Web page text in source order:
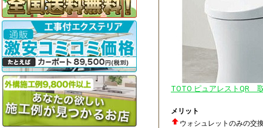
TOTO ピュアレストQR
メリット
ウォシュレットのみの交